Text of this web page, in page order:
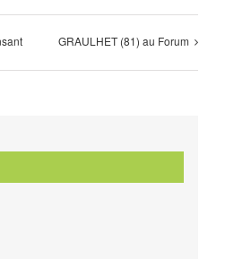
GRAULHET (81) au Forum